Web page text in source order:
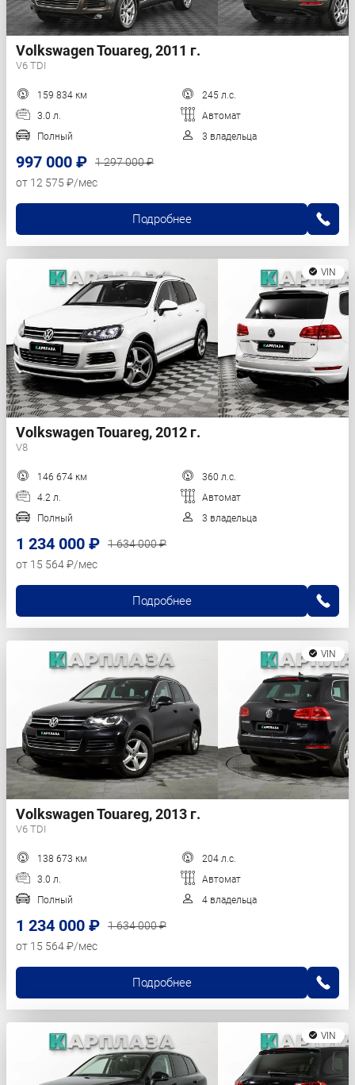
Volkswagen Touareg, 2011 г.
V6 TDI
159 834 км
245 л.с.
3.0 л.
Автомат
Полный
3 владельца
997 000 ₽
1 297 000 ₽
от 12 575 ₽/мес
Подробнее
VIN
Volkswagen Touareg, 2012 г.
V8
146 674 км
360 л.с.
4.2 л.
Автомат
Полный
3 владельца
1 234 000 ₽
1 634 000 ₽
от 15 564 ₽/мес
Подробнее
VIN
Volkswagen Touareg, 2013 г.
V6 TDI
138 673 км
204 л.с.
3.0 л.
Автомат
Полный
4 владельца
1 234 000 ₽
1 634 000 ₽
от 15 564 ₽/мес
Подробнее
VIN